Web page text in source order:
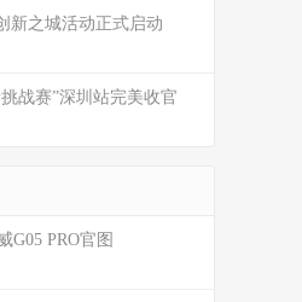
新之城活动正式启动
战赛”深圳站完美收官
G05 PRO官图